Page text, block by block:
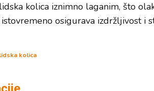
kolica iznimno laganim, što
osigurava izdržljivost i
kolica